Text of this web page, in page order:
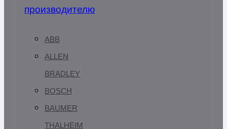
производителю
ABB
ALLEN
BRADLEY
BOSCH
BAUMER
THALHEIM